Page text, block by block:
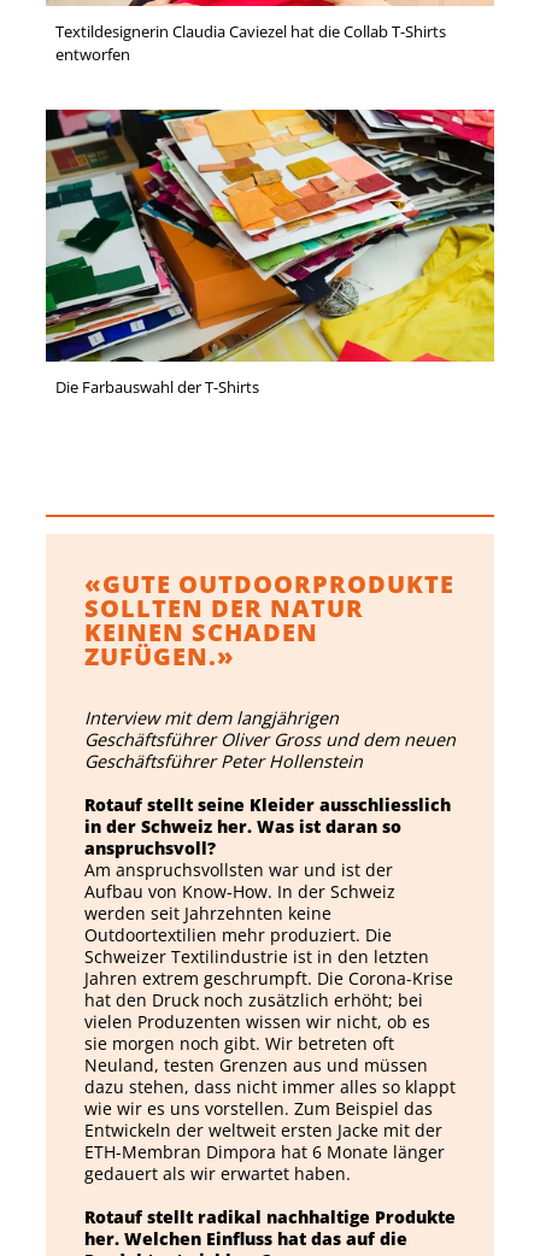
Textildesignerin Claudia Caviezel hat die Collab T-Shirts
entworfen
Die Farbauswahl der T-Shirts
«GUTE OUTDOORPRODUKTE
SOLLTEN DER NATUR
KEINEN SCHADEN
ZUFÜGEN.»
Interview mit dem langjährigen
Geschäftsführer Oliver Gross und dem neuen
Geschäftsführer Peter Hollenstein
Rotauf stellt seine Kleider ausschliesslich
in der Schweiz her. Was ist daran so
anspruchsvoll?
Am anspruchsvollsten war und ist der
Aufbau von Know-How. In der Schweiz
werden seit Jahrzehnten keine
Outdoortextilien mehr produziert. Die
Schweizer Textilindustrie ist in den letzten
Jahren extrem geschrumpft. Die Corona-Krise
hat den Druck noch zusätzlich erhöht; bei
vielen Produzenten wissen wir nicht, ob es
sie morgen noch gibt. Wir betreten oft
Neuland, testen Grenzen aus und müssen
dazu stehen, dass nicht immer alles so klappt
wie wir es uns vorstellen. Zum Beispiel das
Entwickeln der weltweit ersten Jacke mit der
ETH-Membran Dimpora hat 6 Monate länger
gedauert als wir erwartet haben.
Rotauf stellt radikal nachhaltige Produkte
her. Welchen Einfluss hat das auf die